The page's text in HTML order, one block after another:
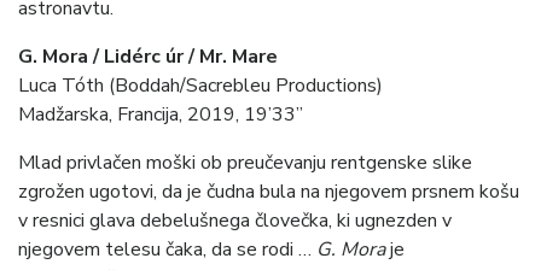
astronavtu.
G. Mora / Lidérc úr /Mr. Mare
Luca Tóth (Boddah/Sacrebleu Productions)
Madžarska, Francija, 2019, 19’33”
Mlad privlačen moški ob preučevanju rentgenske slike
zgrožen ugotovi, da je čudna bula na njegovem prsnem košu
v resnici glava debelušnega človečka, ki ugnezden v
njegovem telesu čaka, da se rodi … G. Moraje